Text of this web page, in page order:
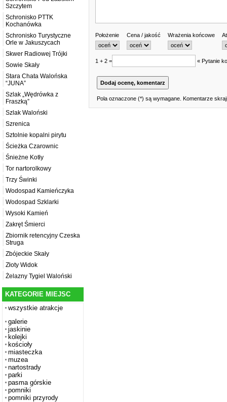
Szczytem
Schronisko PTTK
Kochanówka
Schronisko Turystyczne
Orle w Jakuszycach
Skwer Radiowej Trójki
Sowie Skały
Stara Chata Walońska
“JUNA”
Szlak „Wędrówka z
Fraszką”
Szlak Waloński
Szrenica
Sztolnie kopalni pirytu
Ścieżka Czarownic
Śnieżne Kotły
Tor nartorolkowy
Trzy Świnki
Wodospad Kamieńczyka
Wodospad Szklarki
Wysoki Kamień
Zakręt Śmierci
Zbiornik retencyjny Czeska
Struga
Zbójeckie Skały
Złoty Widok
Żelazny Tygiel Waloński
KATEGORIE MIEJSC
wszystkie atrakcje
galerie
jaskinie
kolejki
kościoły
miasteczka
muzea
nartostrady
parki
pasma górskie
pomniki
pomniki przyrody
Położenie Cena / jakość Wrażenia końcowe
1 + 2 = « Pytanie
Pola oznaczone (*) są wymagane. Komentarze